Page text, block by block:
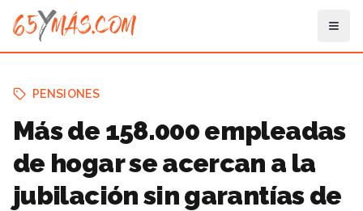
PENSIONES
Más de 158.000 empleadas
de hogar se acercan a la
jubilación sin garantías de